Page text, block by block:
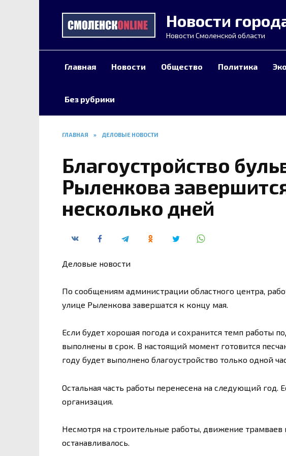
Новости
Новости Смоленской области
Главная Новости Общество Политика
Без рубрики
ГЛАВНАЯ » ДЕЛОВЫЕ НОВОСТИ
Благоустройство
Рыленкова
несколько дней
Деловые новости
По сообщениям администрации областного центра,
улице Рыленкова завершатся к концу мая.
Если будет хорошая погода и сохранится темп работы
выполнены в срок. В настоящий момент готовится
году будет выполнено благоустройство только одной
Остальная часть работы перенесена на следующий год.
организация.
Несмотря на строительные работы, движение трамваев
останавливалось.